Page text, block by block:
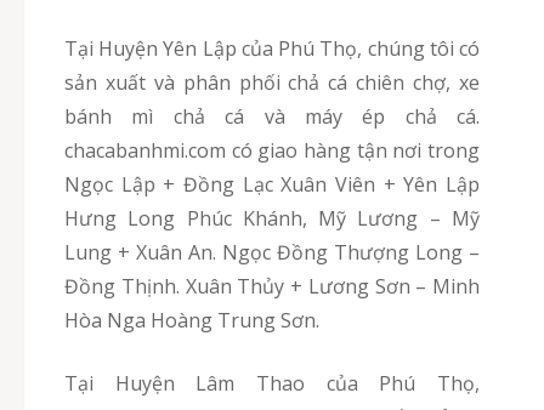
Tại Huyện Yên Lập của Phú Thọ, chúng tôi có
sản xuất và phân phối chả cá chiên chợ, xe
bánh mì chả cá và máy ép chả cá.
chacabanhmi.com có giao hàng tận nơi trong
Ngọc Lập + Đồng Lạc Xuân Viên + Yên Lập
Hưng Long Phúc Khánh, Mỹ Lương – Mỹ
Lung + Xuân An. Ngọc Đồng Thượng Long –
Đồng Thịnh. Xuân Thủy + Lương Sơn – Minh
Hòa Nga Hoàng Trung Sơn.
Tại Huyện Lâm Thao của Phú Thọ,